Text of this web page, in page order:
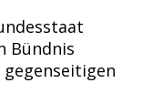
Bündnis